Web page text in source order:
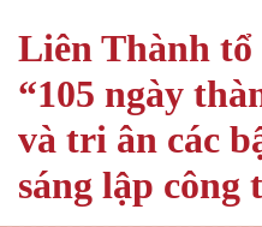
Liên Thành tổ
“105 ngày
và tri ân các
sáng lập công